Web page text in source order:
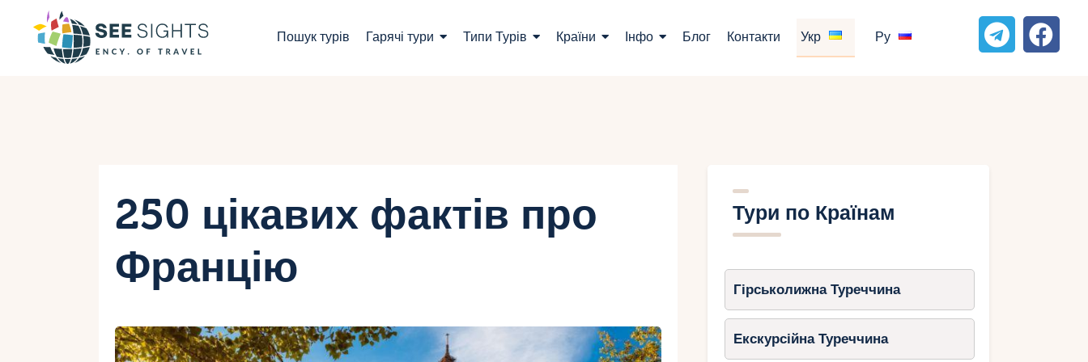
Пошук турів Гарячі тури Типи Турів Країни Інфо Блог Контакти Укр Ру
Інфо
Блог
Укр
250 цікавих фактів про
Францію
Тури по Країнам
Гірськолижна Туреччина
Екскурсійна Туреччина